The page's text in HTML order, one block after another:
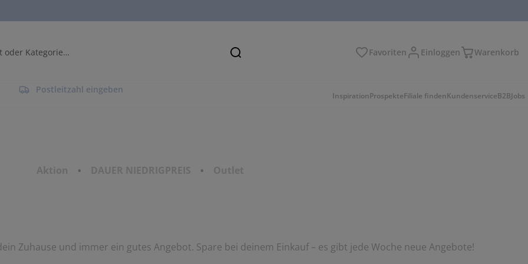
Suchen Favoriten Einloggen Warenkorb
Postleitzahl eingeben
InspirationProspekteFiliale findenKundenserviceB2BJobs
Zuhause und immer ein gutes Angebot. Spare bei deinem Einkauf – es gibt jede Woche neue Angebote!